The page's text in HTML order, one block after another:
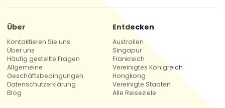
Über
Kontaktieren Sie uns
Über uns
Häufig gestellte Fragen
Allgemeine
Geschäftsbedingungen
Datenschutzerklärung
Blog
Entdecken
Australien
Singapur
Frankreich
Vereinigtes Königreich
Hongkong
Vereinigte Staaten
Alle Reiseziele